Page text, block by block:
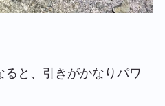
ると、引きがかなりパワ